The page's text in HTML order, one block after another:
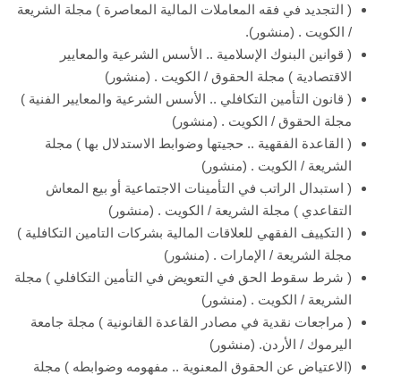
( التجديد في فقه المعاملات المالية المعاصرة ) مجلة الشريعة
/ الكويت . (منشور).
( قوانين البنوك الإسلامية .. الأسس الشرعية والمعايير
الاقتصادية ) مجلة الحقوق / الكويت . (منشور)
( قانون التأمين التكافلي .. الأسس الشرعية والمعايير الفنية )
مجلة الحقوق / الكويت . (منشور)
( القاعدة الفقهية .. حجيتها وضوابط الاستدلال بها ) مجلة
الشريعة / الكويت . (منشور)
( استبدال الراتب في التأمينات الاجتماعية أو بيع المعاش
التقاعدي ) مجلة الشريعة / الكويت . (منشور)
( التكييف الفقهي للعلاقات المالية بشركات التامين التكافلية )
مجلة الشريعة / الإمارات . (منشور)
( شرط سقوط الحق في التعويض في التأمين التكافلي ) مجلة
الشريعة / الكويت . (منشور)
( مراجعات نقدية في مصادر القاعدة القانونية ) مجلة جامعة
اليرموك / الأردن. (منشور)
(الاعتياض عن الحقوق المعنوية .. مفهومه وضوابطه ) مجلة